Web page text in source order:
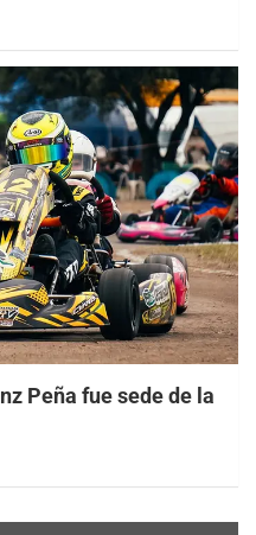
Peña fue sede de la